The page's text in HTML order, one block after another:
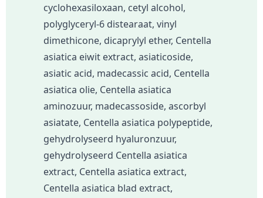
cyclohexasiloxaan, cetyl alcohol,
polyglyceryl-6 distearaat, vinyl
dimethicone, dicaprylyl ether, Centella
asiatica eiwit extract, asiaticoside,
asiatic acid, madecassic acid, Centella
asiatica olie, Centella asiatica
aminozuur, madecassoside, ascorbyl
asiatate, Centella asiatica polypeptide,
gehydrolyseerd hyaluronzuur,
gehydrolyseerd Centella asiatica
extract, Centella asiatica extract,
Centella asiatica blad extract,